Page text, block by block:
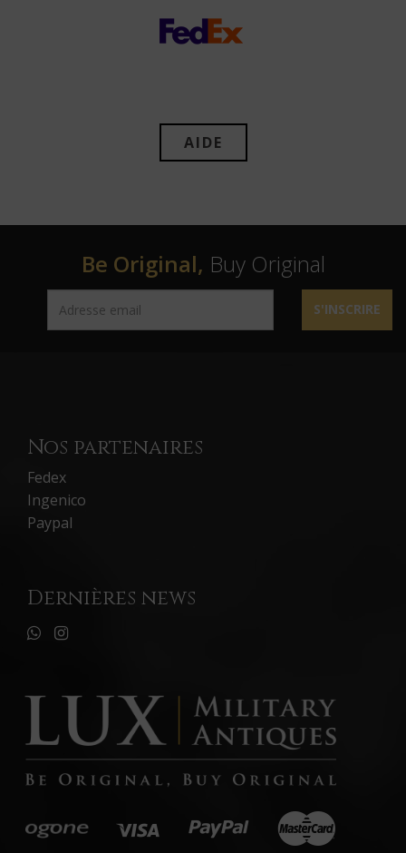
AIDE
Be Original, Buy Original
S'INSCRIRE
Nos partenaires
Fedex
Ingenico
Paypal
Dernières news